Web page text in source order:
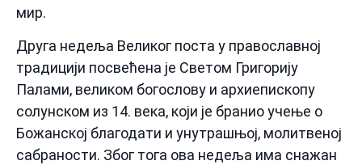
мир.
Друга недеља Великог поста у православној
традицији посвећена је Светом Григорију
Палами, великом богослову и архиепископу
солунском из 14. века, који је бранио учење о
Божанској благодати и унутрашњој, молитвеној
сабраности. Због тога ова недеља има снажан